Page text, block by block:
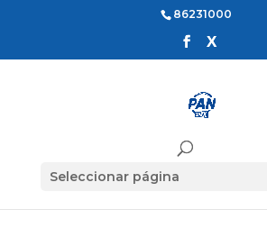
86231000
Seleccionar página